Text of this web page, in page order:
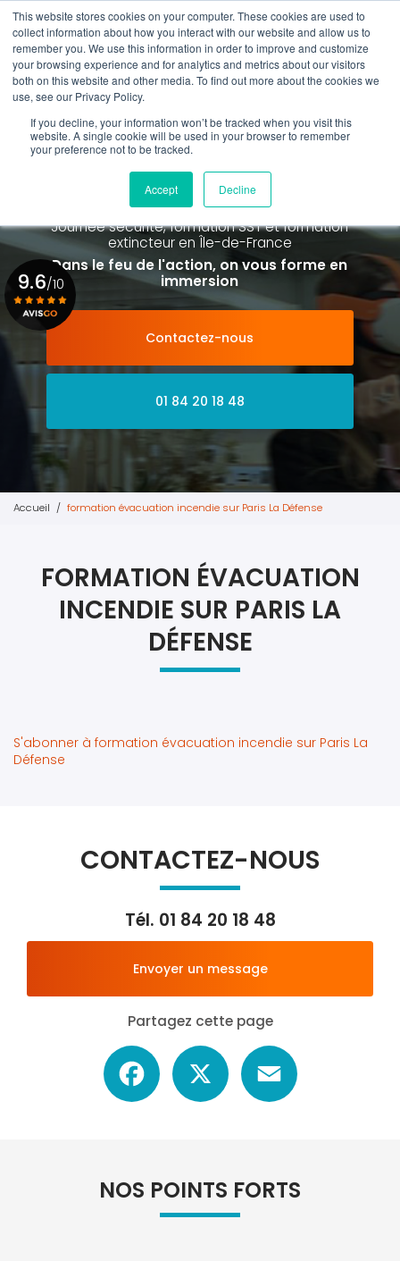
This website stores cookies on your computer. These cookies are used to
collect information about how you interact with our website and allow us to
remember you. We use this information in order to improve and customize
your browsing experience and for analytics and metrics about our visitors
both on this website and other media. To find out more about the cookies we
use, see our Privacy Policy.
If you decline, your information won’t be tracked when you visit this
website. A single cookie will be used in your browser to remember
your preference not to be tracked.
Accept Decline
Aller
au
contenu
principal
01 84 20 18 48
Rappel gratuit
Spécialiste de la formation SST et
de la Formation Incendie
à Paris La Défense depuis 2015
Journée sécurité, formation SST et formation
extincteuren Île-de-France
Dans le feu de l'action, on vous forme en
immersion
Contactez-nous
01 84 20 18 48
9.6/10
Voir le certificat
Accueil formation évacuation incendie sur Paris La Défense
FORMATION ÉVACUATION
INCENDIE SUR PARIS LA
DÉFENSE
S'abonner à formation évacuation incendie sur Paris La
Défense
CONTACTEZ-NOUS
Tél. 01 84 20 18 48
Envoyer un message
Partagez cette page
Facebook
NOS POINTS FORTS